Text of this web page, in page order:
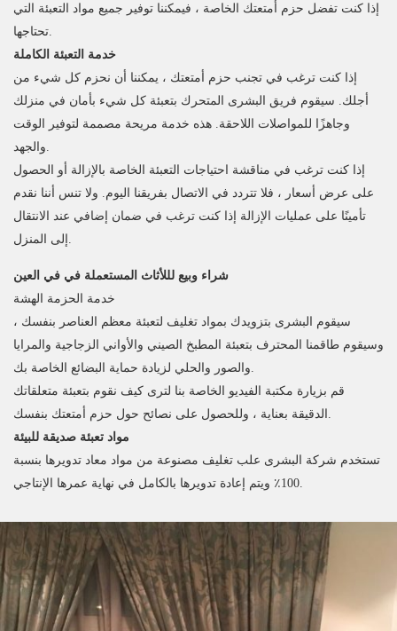
إذا كنت تفضل حزم أمتعتك الخاصة ، فيمكننا توفير جميع مواد التعبئة التي
خدمة التعبئة الكاملة
إذا كنت ترغب في تجنب حزم أمتعتك ، يمكننا أن نحزم كل شيء من
أجلك. سيقوم فريق البشرى المتحرك بتعبئة كل شيء بأمان في منزلك
وجاهزًا للمواصلات اللاحقة. هذه خدمة مريحة مصممة لتوفير الوقت
إذا كنت ترغب في مناقشة احتياجات التعبئة الخاصة بالإزالة أو الحصول
على عرض أسعار ، فلا تتردد في الاتصال بفريقنا اليوم. ولا تنس أننا نقدم
تأمينًا على عمليات الإزالة إذا كنت ترغب في ضمان إضافي عند الانتقال
شراء وبيع لللأثاث المستعملة في في العين
خدمة الحزمة الهشة
سيقوم البشرى بتزويدك بمواد تغليف لتعبئة معظم العناصر بنفسك ،
وسيقوم طاقمنا المحترف بتعبئة المطبخ الصيني والأواني الزجاجية والمرايا
قم بزيارة مكتبة الفيديو الخاصة بنا لترى كيف نقوم بتعبئة متعلقاتك
مواد تعبئة صديقة للبيئة
تستخدم شركة البشرى علب تغليف مصنوعة من مواد معاد تدويرها بنسبة